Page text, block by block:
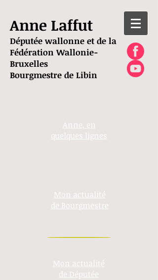
Anne Laffut
Députée wallonne et de la
Fédération Wallonie-
Bruxelles
Bourgmestre de Libin
Anne, en
quelques lignes
Mon actualité
de Bourgmestre
Mon actualité
de Députée